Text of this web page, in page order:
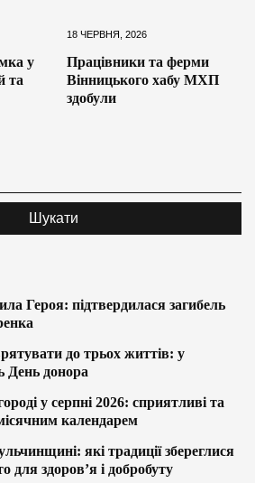
у
та
18 ЧЕРВНЯ, 2026
Працівники та ферми
Вінницького хабу МХП
здобули
Героя: підтвердилася загибель
до трьох життів: у
День донора
у серпні 2026: сприятливі та
календарем
які традиції збереглися
для здоров’я і добробуту